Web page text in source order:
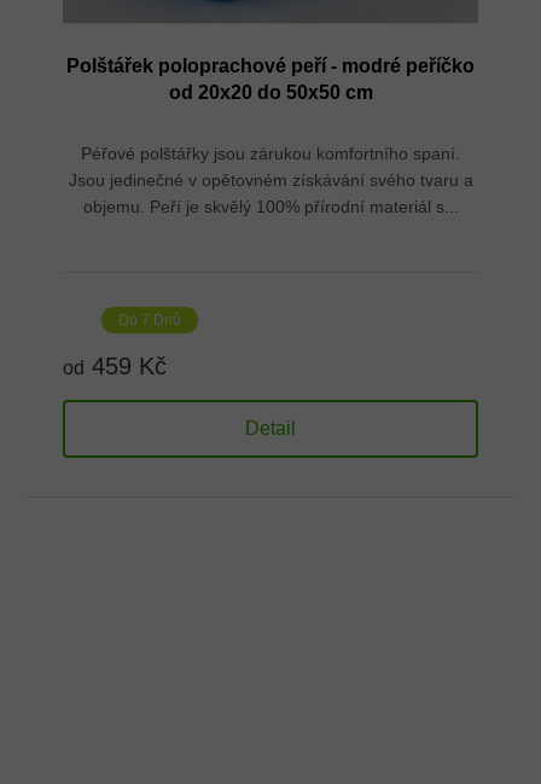
Polštářek poloprachové peří - modré peříčko
od 20x20 do 50x50 cm
Péřové polštářky jsou zárukou komfortního spaní.
Jsou jedinečné v opětovném získávání svého tvaru a
objemu. Peří je skvělý 100% přírodní materiál s...
Do 7 Dnů
od 459 Kč
Detail